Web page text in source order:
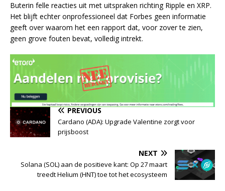
Buterin felle reacties uit met uitspraken richting Ripple en XRP.
Het blijft echter onprofessioneel dat Forbes geen informatie
geeft over waarom het een rapport dat, voor zover te zien,
geen grove fouten bevat, volledig intrekt.
PREVIOUS
Cardano (ADA): Upgrade Valentine zorgt voor
prijsboost
NEXT
Solana (SOL) aan de positieve kant: Op 27 maart
treedt Helium (HNT) toe tot het ecosysteem